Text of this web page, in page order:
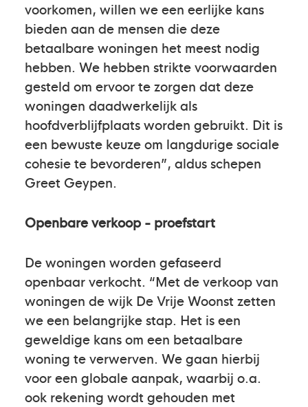
voorkomen, willen we een eerlijke kans
bieden aan de mensen die deze
betaalbare woningen het meest nodig
hebben. We hebben strikte voorwaarden
gesteld om ervoor te zorgen dat deze
woningen daadwerkelijk als
hoofdverblijfplaats worden gebruikt. Dit is
een bewuste keuze om langdurige sociale
cohesie te bevorderen”, aldus schepen
Greet Geypen.
Openbare verkoop - proefstart
De woningen worden gefaseerd
openbaar verkocht. “Met de verkoop van
woningen de wijk De Vrije Woonst zetten
we een belangrijke stap. Het is een
geweldige kans om een betaalbare
woning te verwerven. We gaan hierbij
voor een globale aanpak, waarbij o.a.
ook rekening wordt gehouden met